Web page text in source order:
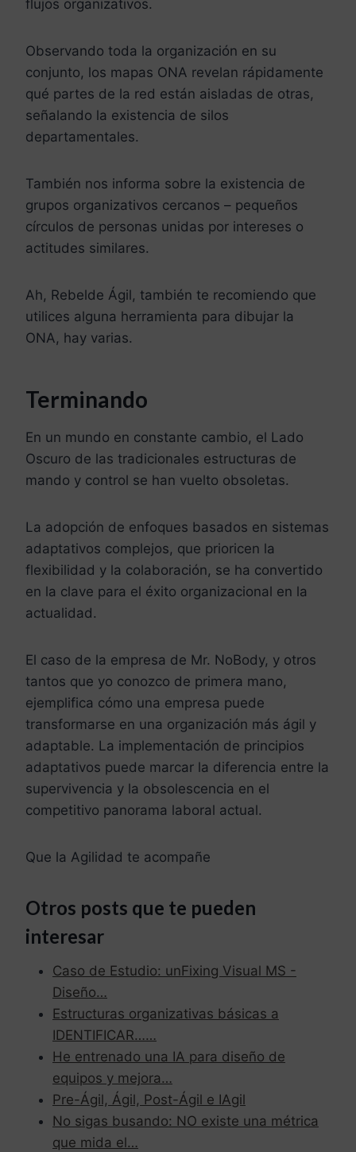
flujos organizativos.
Observando toda la organización en su
conjunto, los mapas ONA revelan rápidamente
qué partes de la red están aisladas de otras,
señalando la existencia de silos
departamentales.
También nos informa sobre la existencia de
grupos organizativos cercanos – pequeños
círculos de personas unidas por intereses o
actitudes similares.
Ah, Rebelde Ágil, también te recomiendo que
utilices alguna herramienta para dibujar la
ONA, hay varias.
Terminando
En un mundo en constante cambio, el Lado
Oscuro de las tradicionales estructuras de
mando y control se han vuelto obsoletas.
La adopción de enfoques basados en sistemas
adaptativos complejos, que prioricen la
flexibilidad y la colaboración, se ha convertido
en la clave para el éxito organizacional en la
actualidad.
El caso de la empresa de Mr. NoBody, y otros
tantos que yo conozco de primera mano,
ejemplifica cómo una empresa puede
transformarse en una organización más ágil y
adaptable. La implementación de principios
adaptativos puede marcar la diferencia entre la
supervivencia y la obsolescencia en el
competitivo panorama laboral actual.
Que la Agilidad te acompañe
Otros posts que te pueden
interesar
Caso de Estudio: unFixing Visual MS -
Diseño…
Estructuras organizativas básicas a
IDENTIFICAR……
He entrenado una IA para diseño de
equipos y mejora…
Pre-Ágil, Ágil, Post-Ágil e IAgil
No sigas busando: NO existe una métrica
que mida el…